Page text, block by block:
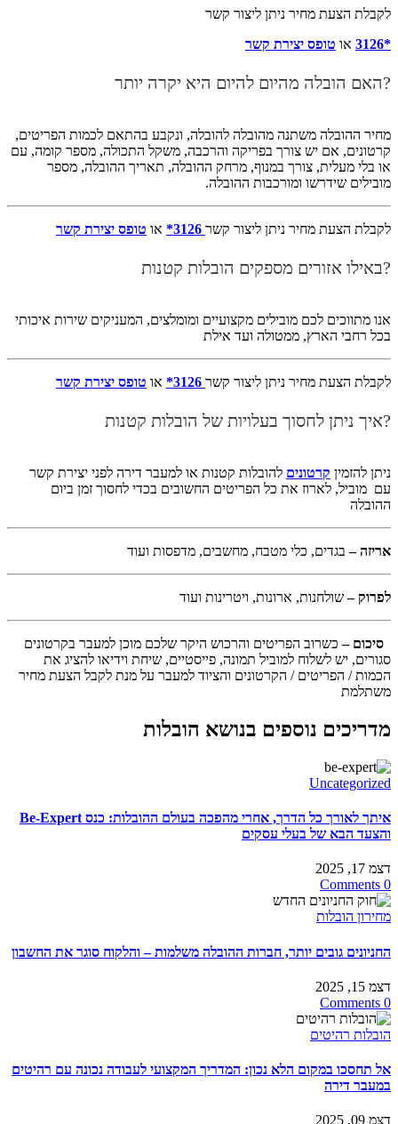
לקבלת הצעת מחיר ניתן ליצור קשר
*3126
או טופס יצירת קשר
?האם הובלה מהיום להיום היא יקרה יותר
מחיר ההובלה משתנה מהובלה להובלה, ונקבע בהתאם לכמות הפריטים,
קרטונים, אם יש צורך בפריקה והרכבה, משקל התכולה, מספר קומה, עם
או בלי מעלית, צורך במנוף, מרחק ההובלה, תאריך ההובלה, מספר
מובילים שידרשו ומורכבות ההובלה.
לקבלת הצעת מחיר ניתן ליצור קשר או טופס יצירת קשר
?באילו אזורים מספקים הובלות קטנות
אנו מתווכים לכם מובילים מקצועיים ומומלצים, המעניקים שירות איכותי
בכל רחבי הארץ, ממטולה ועד אילת
לקבלת הצעת מחיר ניתן ליצור קשר או טופס יצירת קשר
?איך ניתן לחסוך בעלויות של הובלות קטנות
ניתן להזמין קרטונים להובלות קטנות או למעבר דירה לפני יצירת קשר
עם מוביל, לארוז את כל הפריטים החשובים בכדי לחסוך זמן ביום
ההובלה
אריזה –בגדים, כלי מטבח, מחשבים, מדפסות ועוד
לפרוק –שולחנות, ארונות, ויטרינות ועוד
סיכום –כשרוב הפריטים והרכוש היקר שלכם מוכן למעבר בקרטונים
סגורים, יש לשלוח למוביל תמונה, פייסטיים, שיחת וידיאו להציג את
הכמות / הפריטים / הקרטונים והציוד למעבר על מנת לקבל הצעת מחיר
משתלמת
מדריכים נוספים בנושא הובלות
Uncategorized
איתך לאורך כל הדרך, אחרי מהפכה בעולם ההובלות: כנס Be-Expert
והצעד הבא של בעלי עסקים
דצמ 17, 2025
0 Comments
מחירון הובלות
החניונים גובים יותר, חברות ההובלה משלמות – והלקוח סוגר את החשבון
דצמ 15, 2025
0 Comments
הובלות רהיטים
אל תחסכו במקום הלא נכון: המדריך המקצועי לעבודה נכונה עם רהיטים
במעבר דירה
דצמ 09, 2025